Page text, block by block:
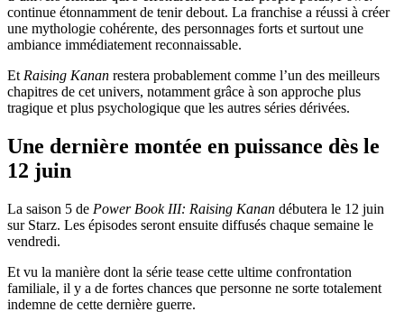
continue étonnamment de tenir debout. La franchise a réussi à créer
une mythologie cohérente, des personnages forts et surtout une
ambiance immédiatement reconnaissable.
EtRaising Kanan restera probablement comme l’un des meilleurs
chapitres de cet univers, notamment grâce à son approche plus
tragique et plus psychologique que les autres séries dérivées.
Une dernière montée en puissance dès le
12 juin
La saison 5 de Power Book III: Raising Kanan débutera le 12 juin
sur Starz. Les épisodes seront ensuite diffusés chaque semaine le
vendredi.
Et vu la manière dont la série tease cette ultime confrontation
familiale, il y a de fortes chances que personne ne sorte totalement
indemne de cette dernière guerre.